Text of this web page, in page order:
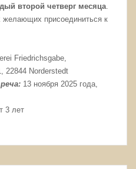
второй четверг месяца.
желающих присоединиться к
Friedrichsgabe,
22844 Norderstedt
13 ноября 2025 года,
3 лет